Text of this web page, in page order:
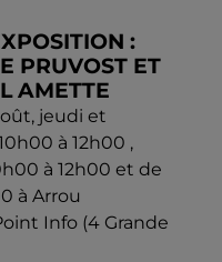
:
PRUVOST ET
AMETTE
jeudi et
à 12h00 ,
à 12h00 et de
à Arrou
Info (4 Grande